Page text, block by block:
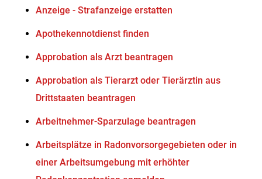
Anzeige - Strafanzeige erstatten
Apothekennotdienst finden
Approbation als Arzt beantragen
Approbation als Tierarzt oder Tierärztin aus
Drittstaaten beantragen
Arbeitnehmer-Sparzulage beantragen
Arbeitsplätze in Radonvorsorgegebieten oder in
einer Arbeitsumgebung mit erhöhter